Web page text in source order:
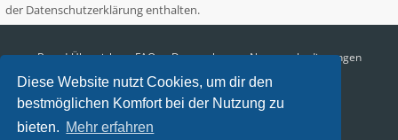
Diese Website nutzt Cookies, um dir den
bestmöglichen Komfort bei der Nutzung zu
bieten. Mehr erfahren
der Datenschutzerklärung enthalten.
Board-Übersicht FAQ Datenschutz
Nutzungsbedingungen
Alle Zeiten sindUTC+02:00
Aktuelle Zeit: 06.08.2026, 08:32